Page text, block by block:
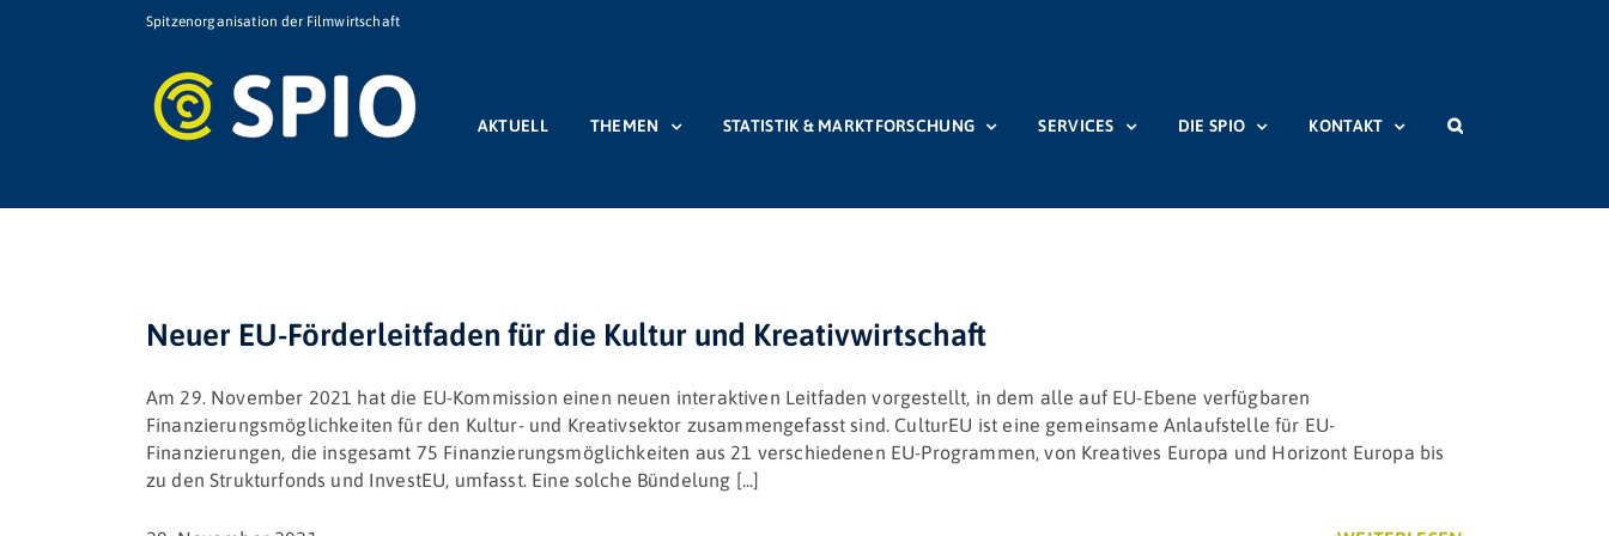
Spitzenorganisation der Filmwirtschaft
AKTUELL THEMEN STATISTIK & MARKTFORSCHUNG SERVICES DIE SPIO KONTAKT
Neuer EU-Förderleitfaden für die Kultur und Kreativwirtschaft
Am 29. November 2021 hat die EU-Kommission einen neuen interaktiven Leitfaden vorgestellt, in dem alle auf EU-Ebene verfügbaren
Finanzierungsmöglichkeiten für den Kultur- und Kreativsektor zusammengefasst sind. CulturEU ist eine gemeinsame Anlaufstelle für EU-
Finanzierungen, die insgesamt 75 Finanzierungsmöglichkeiten aus 21 verschiedenen EU-Programmen, von Kreatives Europa und Horizont Europa bis
zu den Strukturfonds und InvestEU, umfasst. Eine solche Bündelung [...]